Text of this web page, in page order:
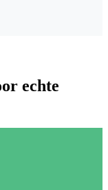
echte